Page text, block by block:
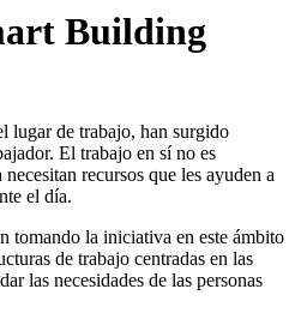
Building
lugar de trabajo, han surgido
El trabajo en sí no es
recursos que les ayuden a
el día.
tomando la iniciativa en este ámbito
de trabajo centradas en las
las necesidades de las personas